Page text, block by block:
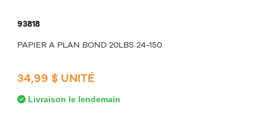
93818
PAPIER A PLAN BOND 20LBS 24-150
34,99 $ UNITÉ
Livraison le lendemain